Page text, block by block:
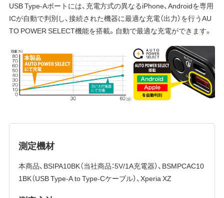
USB Type-Aポートには、充電方式の異なるiPhone、Androidを専用
ICが自動で判別し、接続された機器に最適な充電（出力）を行うAU
TO POWER SELECT機能を搭載。自動で最適な充電ができます。
測定機材
本商品、BSIPA10BK（当社商品：5V/1A充電器）、BSMPCAC10
1BK（USB Type-A to Type-Cケーブル）、Xperia XZ